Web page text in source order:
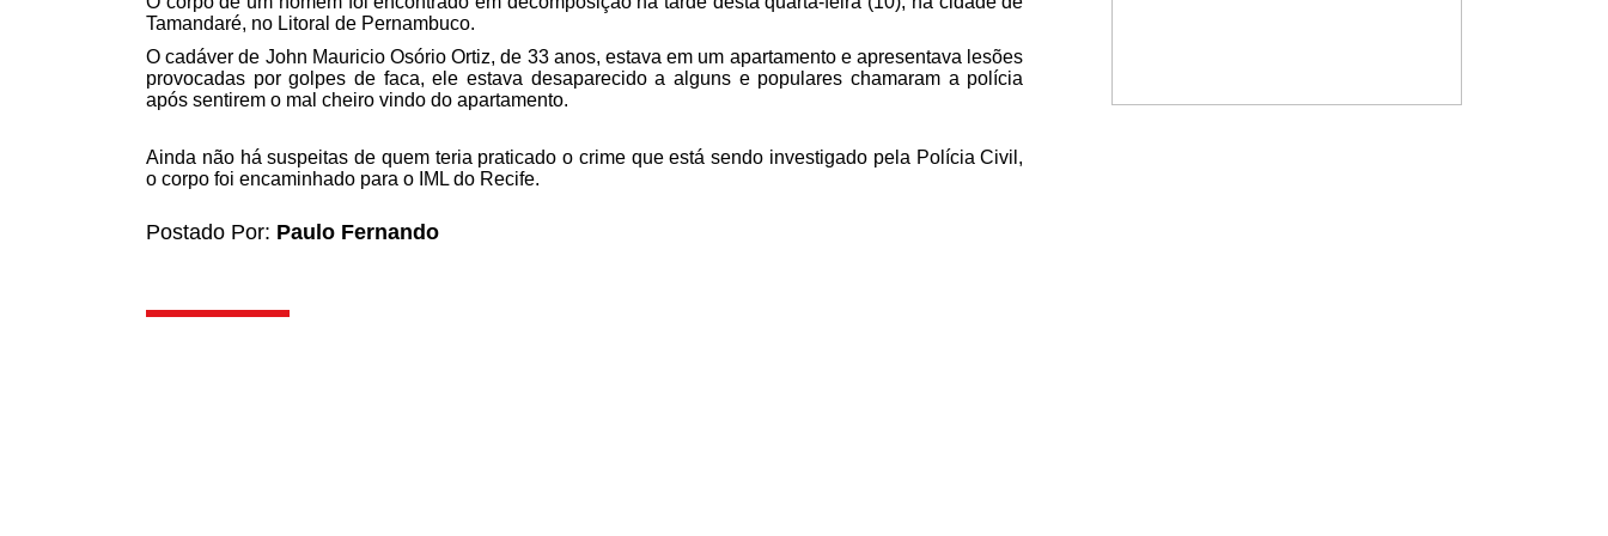
Tamandaré, no Litoral de Pernambuco.
O cadáver de John Mauricio Osório Ortiz, de 33 anos, estava em um apartamento e apresentava lesões
provocadas por golpes de faca, ele estava desaparecido a alguns e populares chamaram a polícia
após sentirem o mal cheiro vindo do apartamento.
Ainda não há suspeitas de quem teria praticado o crime que está sendo investigado pela Polícia Civil,
o corpo foi encaminhado para o IML do Recife.
Postado Por: Paulo Fernando